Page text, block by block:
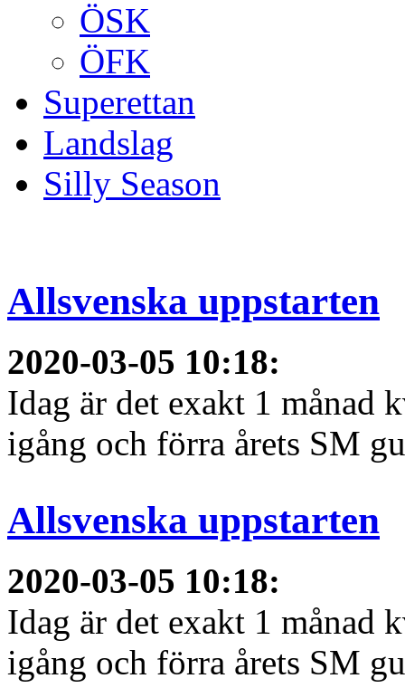
ÖSK
ÖFK
Superettan
Landslag
Silly Season
Allsvenska uppstarten
2020-03-05 10:18:
Idag är det exakt 1 månad
igång och förra årets SM
Allsvenska uppstarten
2020-03-05 10:18:
Idag är det exakt 1 månad
igång och förra årets SM